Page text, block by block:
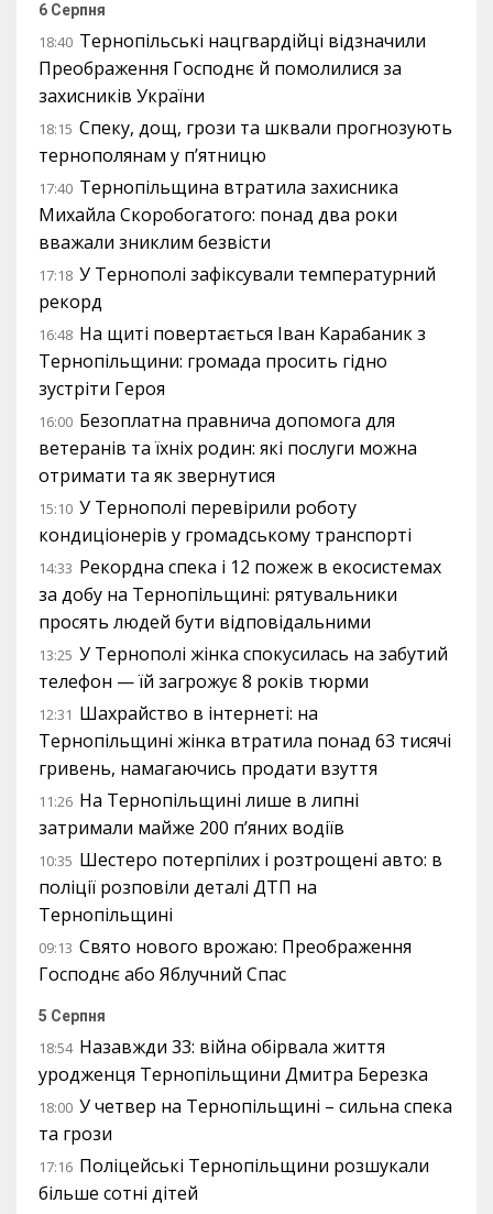
6 Серпня
18:40 Тернопільські нацгвардійці відзначили
Преображення Господнє й помолилися за
захисників України
18:15 Спеку, дощ, грози та шквали прогнозують
тернополянам у п’ятницю
17:40 Тернопільщина втратила захисника
Михайла Скоробогатого: понад два роки
вважали зниклим безвісти
17:18 У Тернополі зафіксували температурний
рекорд
16:48 На щиті повертається Іван Карабаник з
Тернопільщини: громада просить гідно
зустріти Героя
16:00 Безоплатна правнича допомога для
ветеранів та їхніх родин: які послуги можна
отримати та як звернутися
15:10 У Тернополі перевірили роботу
кондиціонерів у громадському транспорті
14:33 Рекордна спека і 12 пожеж в екосистемах
за добу на Тернопільщині: рятувальники
просять людей бути відповідальними
13:25 У Тернополі жінка спокусилась на забутий
телефон — їй загрожує 8 років тюрми
12:31 Шахрайство в інтернеті: на
Тернопільщині жінка втратила понад 63 тисячі
гривень, намагаючись продати взуття
11:26 На Тернопільщині лише в липні
затримали майже 200 п’яних водіїв
10:35 Шестеро потерпілих і розтрощені авто: в
поліції розповіли деталі ДТП на
Тернопільщині
09:13 Свято нового врожаю: Преображення
Господнє або Яблучний Спас
5 Серпня
18:54 Назавжди 33: війна обірвала життя
уродженця Тернопільщини Дмитра Березка
18:00 У четвер на Тернопільщині – сильна спека
та грози
17:16 Поліцейські Тернопільщини розшукали
більше сотні дітей